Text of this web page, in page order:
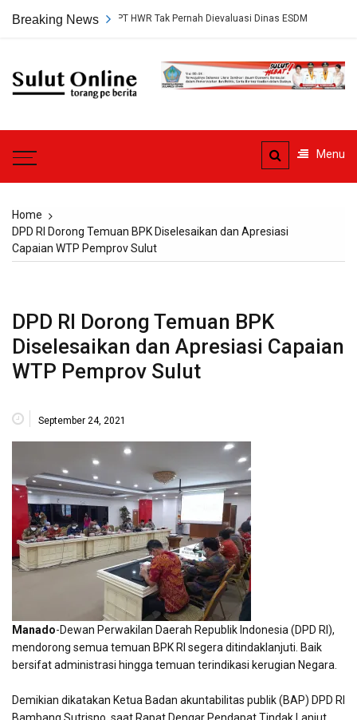
Breaking News
Tambang PT HWR Tak Pernah Dievaluasi Dinas ESDM
Sulut
Menu
Home
DPD RI Dorong Temuan BPK Diselesaikan dan Apresiasi
Capaian WTP Pemprov Sulut
DPD RI Dorong Temuan BPK
Diselesaikan dan Apresiasi Capaian
WTP Pemprov Sulut
September 24, 2021
Manado-Dewan Perwakilan Daerah Republik Indonesia (DPD RI),
mendorong semua temuan BPK RI segera ditindaklanjuti. Baik
bersifat administrasi hingga temuan terindikasi kerugian Negara.
Demikian dikatakan Ketua Badan akuntabilitas publik (BAP) DPD RI